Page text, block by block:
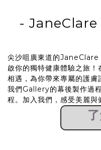
- JaneClare
尖沙咀廣東道的
啟你的獨特健康體驗之旅
相遇，為你帶來專屬的護
我們Gallery的幕後製作過
程。加入我們，感受美麗與